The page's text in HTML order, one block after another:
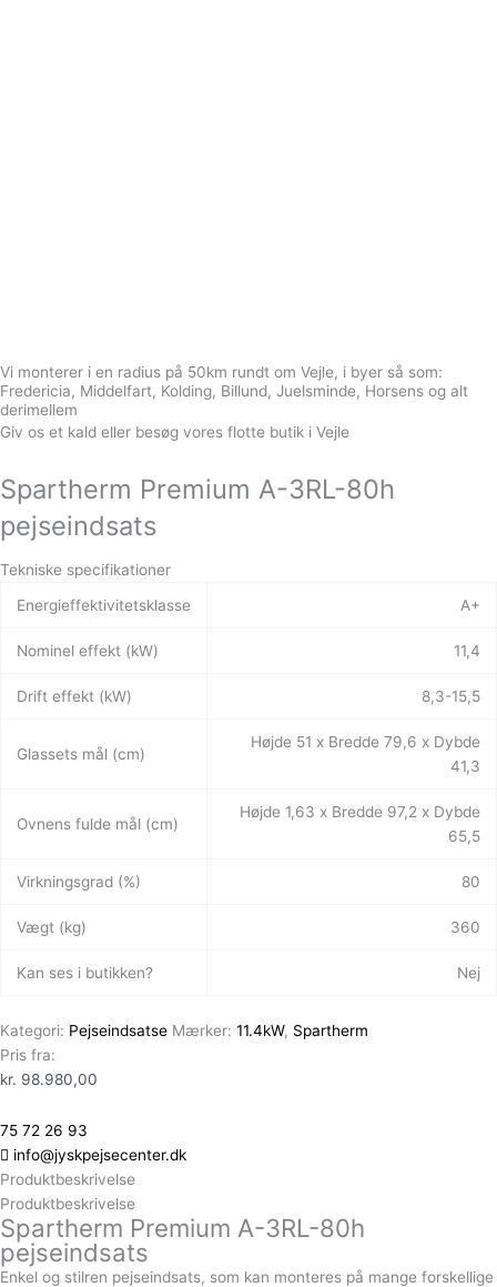
Vi monterer i en radius på 50km rundt om Vejle, i byer så som:
Fredericia, Middelfart, Kolding, Billund, Juelsminde, Horsens og alt
derimellem
Giv os et kald eller besøg vores flotte butik i Vejle
Spartherm Premium A-3RL-80h
pejseindsats
Tekniske specifikationer
Energieffektivitetsklasse
A+
Nominel effekt (kW) 11,4
Drift effekt (kW) 8,3-15,5
Glassets mål (cm)
Højde 51 x Bredde 79,6 x Dybde
41,3
Ovnens fulde mål (cm)
Højde 1,63 x Bredde 97,2 x Dybde
65,5
Virkningsgrad (%) 80
Vægt (kg) 360
Kan ses i butikken? Nej
Kategori: Pejseindsatse Mærker: 11.4kW, Spartherm
Pris fra:
kr. 98.980,00
75 72 26 93
info@jyskpejsecenter.dk
Produktbeskrivelse
Produktbeskrivelse
Spartherm Premium A-3RL-80h
pejseindsats
Enkel og stilren pejseindsats, som kan monteres på mange forskellige